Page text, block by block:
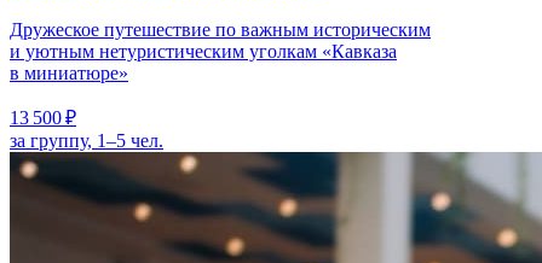
Дружеское путешествие по важным историческим
и уютным нетуристическим уголкам «Кавказа
в миниатюре»
13 500 ₽
за группу, 1–5 чел.